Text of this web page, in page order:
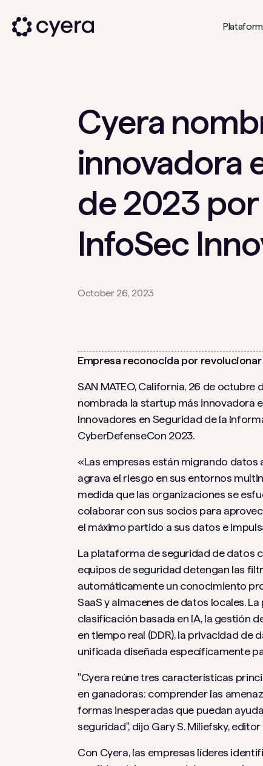
Cyera
innovadora
de 2023
InfoSec
October 26, 2023
Empresa reconocida por
SAN MATEO, California, 26 de octubre
nombrada la startup más innovadora
Innovadores en Seguridad de la
CyberDefenseCon 2023.
«Las empresas están migrando datos
agrava el riesgo en sus entornos
medida que las organizaciones se
colaborar con sus socios para
el máximo partido a sus datos e
La plataforma de seguridad de datos
equipos de seguridad detengan las
automáticamente un conocimiento
SaaS y almacenes de datos locales.
clasificación basada en IA, la gestión
en tiempo real (DDR), la privacidad
unificada diseñada específicamente
"Cyera reúne tres características
en ganadoras: comprender las
formas inesperadas que puedan
seguridad", dijo Gary S. Miliefsky,
Con Cyera, las empresas líderes